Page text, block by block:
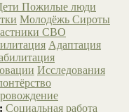
Пожилые люди
Молодёжь Сироты
СВО
Адаптация
Исследования
Социальная работа